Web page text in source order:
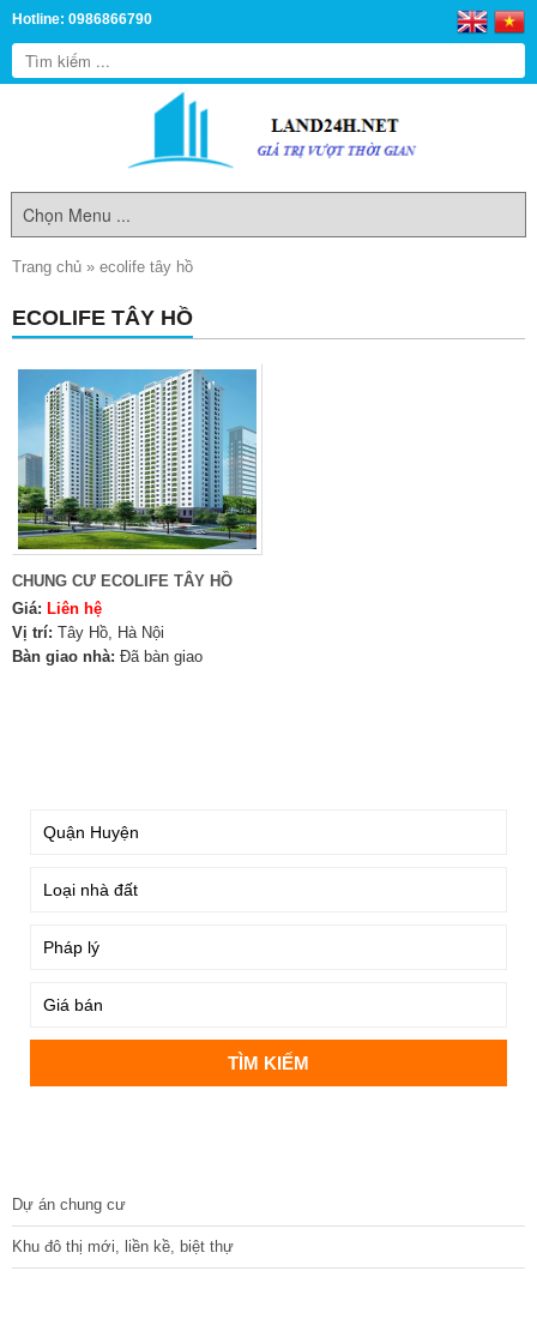
Hotline: 0986866790
Trang chủ » ecolife tây hồ
ECOLIFE TÂY HỒ
CHUNG CƯ ECOLIFE TÂY HỒ
Giá: Liên hệ
Vị trí: Tây Hồ, Hà Nội
Bàn giao nhà: Đã bàn giao
Dự án chung cư
Khu đô thị mới, liền kề, biệt thự